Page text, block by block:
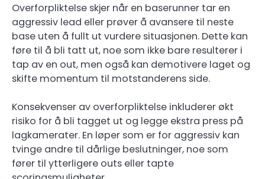
Overforpliktelse skjer når en baserunner tar en
aggressiv lead eller prøver å avansere til neste
base uten å fullt ut vurdere situasjonen. Dette kan
føre til å bli tatt ut, noe som ikke bare resulterer i
tap av en out, men også kan demotivere laget og
skifte momentum til motstanderens side.
Konsekvenser av overforpliktelse inkluderer økt
risiko for å bli tagget ut og legge ekstra press på
lagkamerater. En løper som er for aggressiv kan
tvinge andre til dårlige beslutninger, noe som
fører til ytterligere outs eller tapte